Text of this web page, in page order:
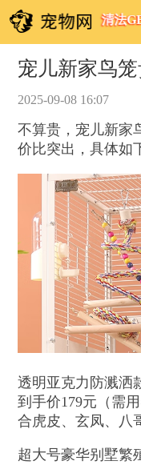
清法
宠儿新家鸟
2025-09-08 16:07
不算贵，宠儿新家
价比突出，具体如
透明亚克力防溅洒
到手价179元（需
合虎皮、玄凤、八
超大号豪华别墅繁